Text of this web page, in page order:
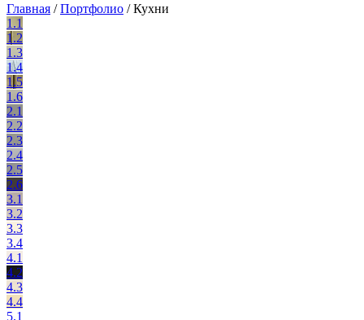
Главная /Портфолио /Кухни
1.1
1.2
1.3
1.4
1.5
1.6
2.1
2.2
2.3
2.4
2.5
2.6
3.1
3.2
3.3
3.4
4.1
4.2
4.3
4.4
5.1